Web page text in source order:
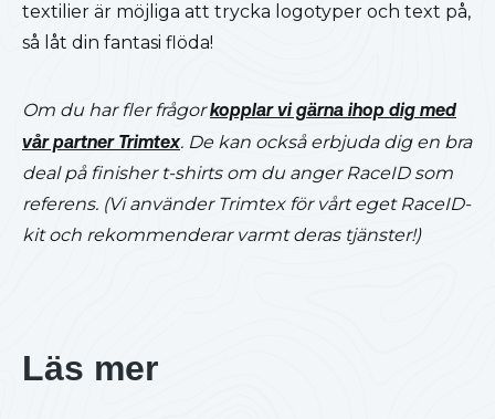
textilier är möjliga att trycka logotyper och text på,
så låt din fantasi flöda!
Om du har fler frågorkopplar vi gärna ihop dig med
vår partner Trimtex. De kan också erbjuda dig en bra
deal på finisher t-shirts om du anger RaceID som
referens. (Vi använder Trimtex för vårt eget RaceID-
kit och rekommenderar varmt deras tjänster!)
Läs mer